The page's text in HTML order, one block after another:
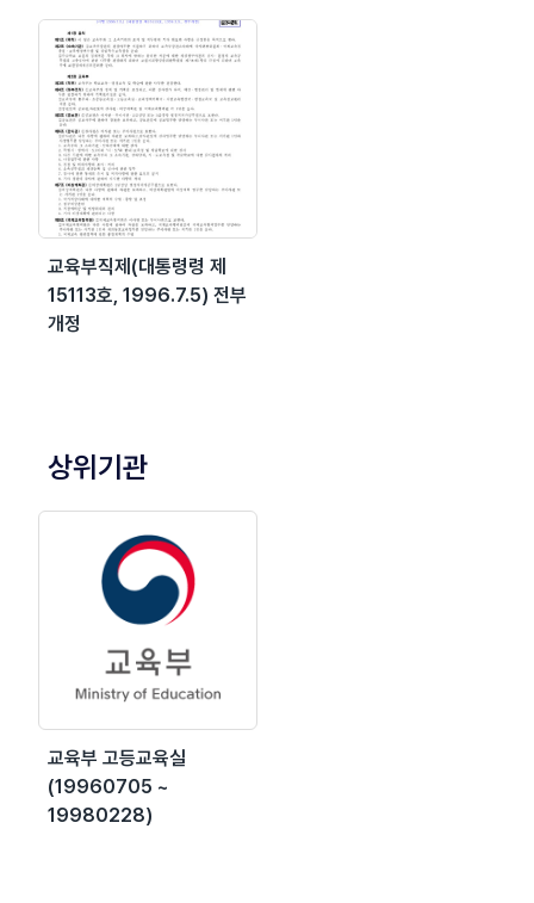
교육부직제(대통령령 제
15113호, 1996.7.5) 전부
개정
상위기관
교육부 고등교육실
(19960705 ~
19980228)